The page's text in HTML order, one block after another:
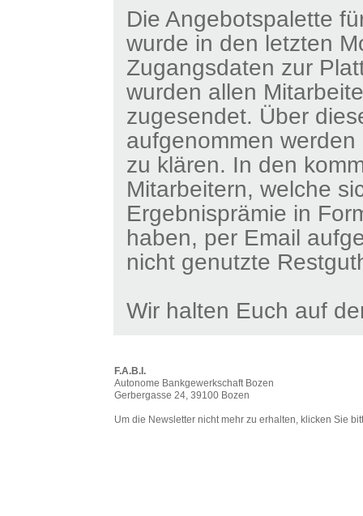
Die Angebotspalette
wurde in den letzten
Zugangsdaten zur
wurden allen
zugesendet. Über
aufgenommen
zu klären. In den
Mitarbeitern, welche
Ergebnisprämie in
haben, per Email
nicht genutzte
Wir halten Euch auf
F.A.B.I.
Autonome Bankgewerkschaft Bozen
Gerbergasse 24, 39100 Bozen
Um die Newsletter nicht mehr zu erhalten, klicken Sie